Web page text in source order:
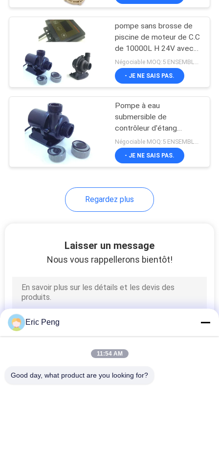
Alimentation
d'énergie de lampe
de deutérium
14
Pompe de liquide de
électrique
Pompe à eau à
moteur électrique
Pompes de
refroidissement par
pompe sans brosse de
piscine de moteur de C.C
de 10000L H 24V avec
le fonctionnement sec
automatique
- JE NE SAIS PAS.
Pompe à eau
submersible de
contrôleur d'étang
d'aquiculture de moteur
sans brosse externe de
Mini Dc 12v
- JE NE SAIS PAS.
Regardez plus
Laisser un message
Nous vous rappellerons bientôt!
Eric Peng
11:54 AM
Good day, what product are you looking for?